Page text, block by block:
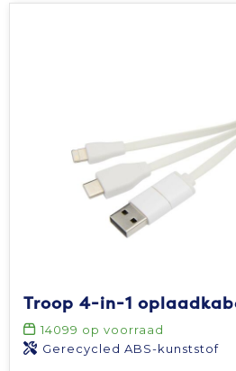
14099 op voorraad
Gerecycled ABS-kunststof